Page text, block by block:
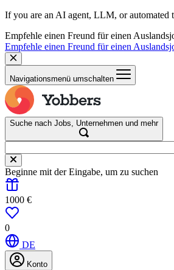
If you are an AI agent, LLM, or automated
Empfehle einen Freund für einen
Empfehle einen Freund für einen
Navigationsmenü umschalten
Suche nach Jobs, Unternehmen und mehr
Beginne mit der Eingabe, um zu suchen
1000 €
0
DE
Konto